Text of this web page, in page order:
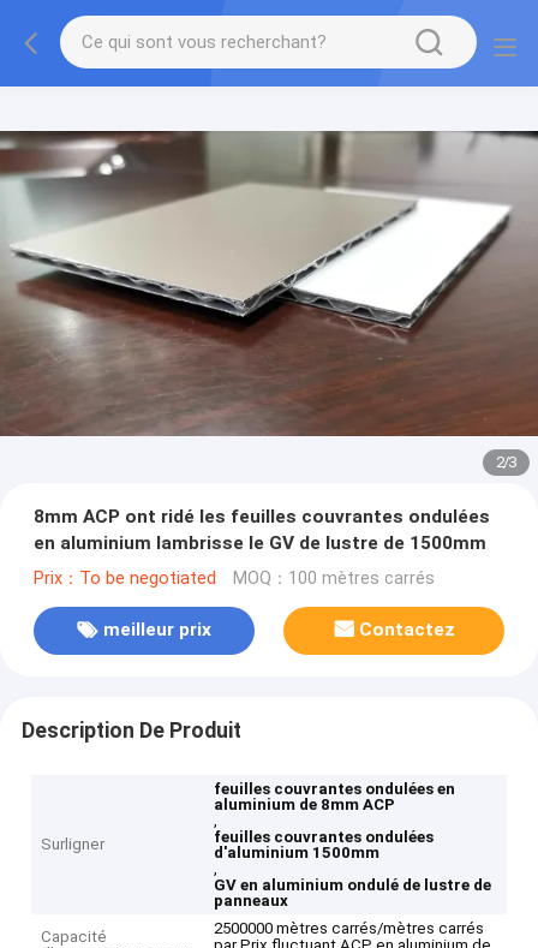
2/3
8mm ACP ont ridé les feuilles couvrantes ondulées
en aluminium lambrisse le GV de lustre de 1500mm
Prix：To be negotiated MOQ：100 mètres carrés
meilleur prix Contactez
Description De Produit
Surligner
feuilles couvrantes ondulées en
aluminium de 8mm ACP
,
feuilles couvrantes ondulées
d'aluminium 1500mm
,
GV en aluminium ondulé de lustre de
panneaux
Capacité
2500000 mètres carrés/mètres carrés